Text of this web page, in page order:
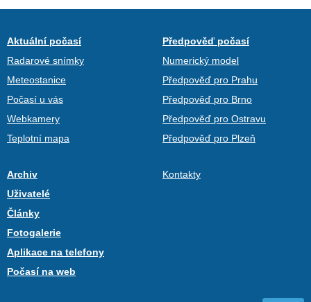
Aktuální počasí
Radarové snímky
Meteostanice
Počasí u vás
Webkamery
Teplotní mapa
Předpověď počasí
Numerický model
Předpověď pro Prahu
Předpověď pro Brno
Předpověď pro Ostravu
Předpověď pro Plzeň
Archiv
Uživatelé
Články
Fotogalerie
Aplikace na telefony
Počasí na web
Kontakty